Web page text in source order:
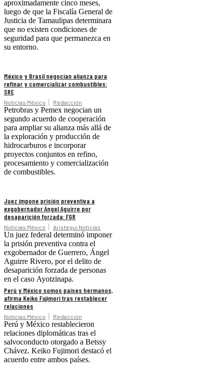
aproximadamente cinco meses,
luego de que la Fiscalía General de
Justicia de Tamaulipas determinara
que no existen condiciones de
seguridad para que permanezca en
su entorno.
México y Brasil negocian alianza para
refinar y comercializar combustibles:
SRE
Noticias México Redacción
Petrobras y Pemex negocian un
segundo acuerdo de cooperación
para ampliar su alianza más allá de
la exploración y producción de
hidrocarburos e incorporar
proyectos conjuntos en refino,
procesamiento y comercialización
de combustibles.
Juez impone prisión preventiva a
exgobernador Ángel Aguirre por
desaparición forzada: FGR
Noticias México Aristegui Noticias
Un juez federal determinó imponer
la prisión preventiva contra el
exgobernador de Guerrero, Ángel
Aguirre Rivero, por el delito de
desaparición forzada de personas
en el caso Ayotzinapa.
Perú y México somos países hermanos,
afirma Keiko Fujimori tras restablecer
relaciones
Noticias México Redacción
Perú y México restablecieron
relaciones diplomáticas tras el
salvoconducto otorgado a Betssy
Chávez. Keiko Fujimori destacó el
acuerdo entre ambos países.